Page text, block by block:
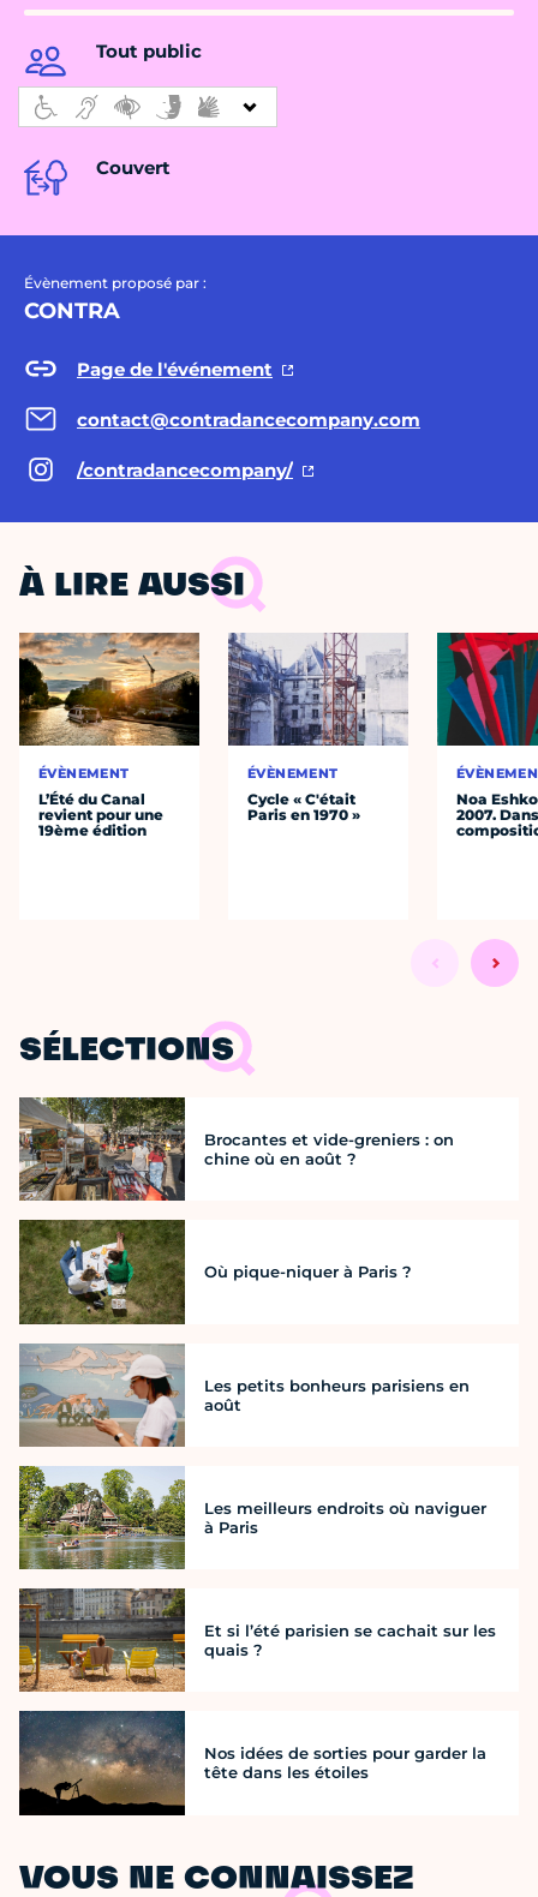
Tout public
Couvert
Évènement proposé par :
CONTRA
Page de l'événement
contact@contradancecompany.com
/contradancecompany/
À LIRE AUSSI
ÉVÈNEMENT
L’Été du Canal
revient pour une
19ème édition
ÉVÈNEMENT
Cycle « C'était
Paris en 1970 »
Noa
2007.
SÉLECTIONS
Brocantes et vide-greniers : on
chine où en août ?
Où pique-niquer à Paris ?
Les petits bonheurs parisiens en
août
Les meilleurs endroits où naviguer
à Paris
Et si l’été parisien se cachait sur les
quais ?
Nos idées de sorties pour garder la
tête dans les étoiles
VOUS NE CONNAISSEZ